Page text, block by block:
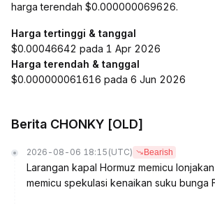
harga terendah $0.000000069626.
Harga tertinggi & tanggal
$0.00046642 pada 1 Apr 2026
Harga terendah & tanggal
$0.000000061616 pada 6 Jun 2026
Berita CHONKY [OLD]
2026-08-06 18:15 (UTC) Bearish
Larangan kapal Hormuz memicu lonjakan
memicu spekulasi kenaikan suku bunga